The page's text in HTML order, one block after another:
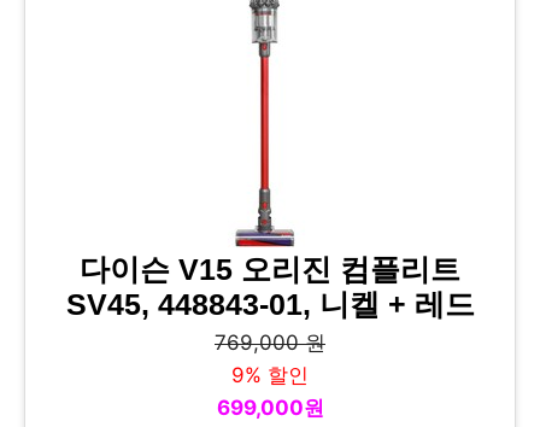
다이슨 V15 오리진 컴플리트
SV45, 448843-01, 니켈 + 레드
769,000 원
9% 할인
699,000원